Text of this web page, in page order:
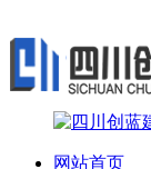
网站首页